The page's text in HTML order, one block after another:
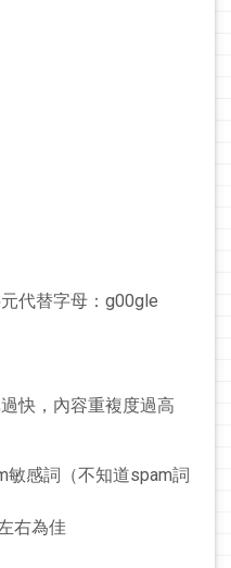
代替字母：g00gle
快，內容重複度過高
敏感詞（不知道spam詞
右為佳